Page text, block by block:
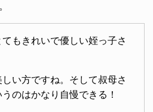
てもきれいで優しい姪っ子さ
しい方ですね。そして叔母さ
のはかなり自慢できる！